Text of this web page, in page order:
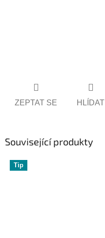
ZEPTAT SE HLÍDAT
Související produkty
Tip